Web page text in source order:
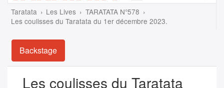
Taratata Les Lives
TARATATA N°578
Les coulisses du Taratata du 1er décembre 2023.
Backstage
Les coulisses du Taratata